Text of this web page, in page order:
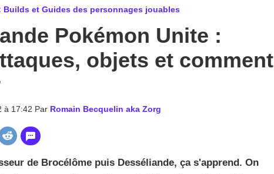
Builds et Guides des personnages jouables
Pokémon Unite :
objets et comment
à 17:42 Par Romain Becquelin aka Zorg
de Brocélôme puis Desséliande, ça s'apprend. On